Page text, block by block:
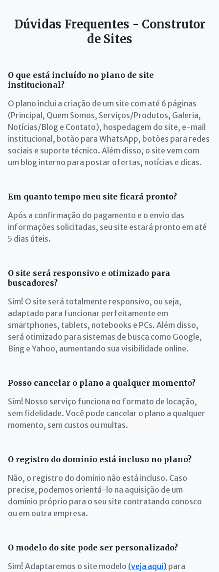
Dúvidas Frequentes - Construtor
de Sites
O que está incluído no plano de site
institucional?
O plano inclui a criação de um site com até 6 páginas
(Principal, Quem Somos, Serviços/Produtos, Galeria,
Notícias/Blog e Contato), hospedagem do site, e-mail
institucional, botão para WhatsApp, botões para redes
sociais e suporte técnico. Além disso, o site vem com
um blog interno para postar ofertas, notícias e dicas.
Em quanto tempo meu site ficará pronto?
Após a confirmação do pagamento e o envio das
informações solicitadas, seu site estará pronto em até
5 dias úteis.
O site será responsivo e otimizado para
buscadores?
Sim! O site será totalmente responsivo, ou seja,
adaptado para funcionar perfeitamente em
smartphones, tablets, notebooks e PCs. Além disso,
será otimizado para sistemas de busca como Google,
Bing e Yahoo, aumentando sua visibilidade online.
Posso cancelar o plano a qualquer momento?
Sim! Nosso serviço funciona no formato de locação,
sem fidelidade. Você pode cancelar o plano a qualquer
momento, sem custos ou multas.
O registro do domínio está incluso no plano?
Não, o registro do domínio não está incluso. Caso
precise, podemos orientá-lo na aquisição de um
domínio próprio para o seu site contratando conosco
ou em outra empresa.
O modelo do site pode ser personalizado?
Sim! Adaptaremos o site modelo (veja aqui) para